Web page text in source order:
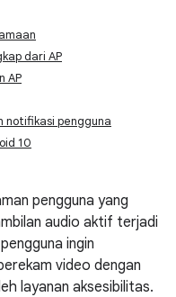
dari AP
AP
notifikasi pengguna
10
pengguna yang
audio aktif terjadi
ingin
video dengan
layanan aksesibilitas.